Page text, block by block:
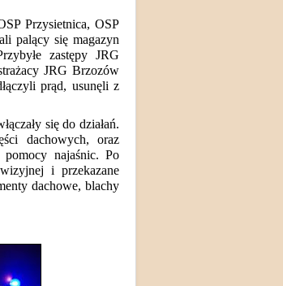
Przysietnica, OSP
palący się magazyn
zastępy JRG
JRG Brzozów
prąd, usunęli z
się do działań.
dachowych, oraz
najaśnic. Po
i przekazane
dachowe, blachy